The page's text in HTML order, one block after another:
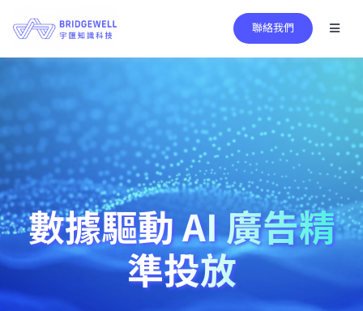
content
聯絡我們
Toggle
Search
核心技術
成功案例
關於宇匯
資訊中心
數據驅動 AI 廣告精
準投放